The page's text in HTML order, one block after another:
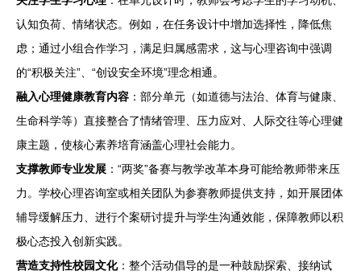
认知负荷、情绪状态。例如，在任务设计中增加选择性，降低焦
虑；通过小组合作学习，满足归属感需求，这与心理咨询中强调
的“积极关注”、“创设安全环境”理念相通。
融入心理健康教育内容 ：部分单元（如道德与法治、体育与健康、
生命科学等）直接整合了情绪管理、压力应对、人际交往等心理健
康主题，使核心素养培育涵盖心理社会能力。
支撑教师专业发展 ：“两奖”备赛与教学改革本身可能给教师带来压
力。学校心理咨询室或相关团队为参赛教师提供支持，如开展团体
辅导缓解压力、进行个案研讨提升与学生沟通效能，保障教师以积
极心态投入创新实践。
营造支持性校园文化：整个活动倡导的是一种鼓励探索、接纳试